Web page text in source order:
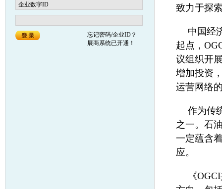
忘记密码/企业ID？
展商系统已开通！
致力于探
中国经
起点，
议组织开
增加投资
运营网络
作为传
之一。石
一定蕴含
应。
《